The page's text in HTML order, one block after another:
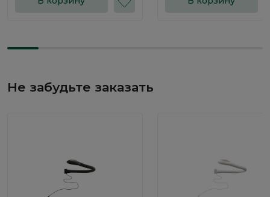
Не забудьте заказать